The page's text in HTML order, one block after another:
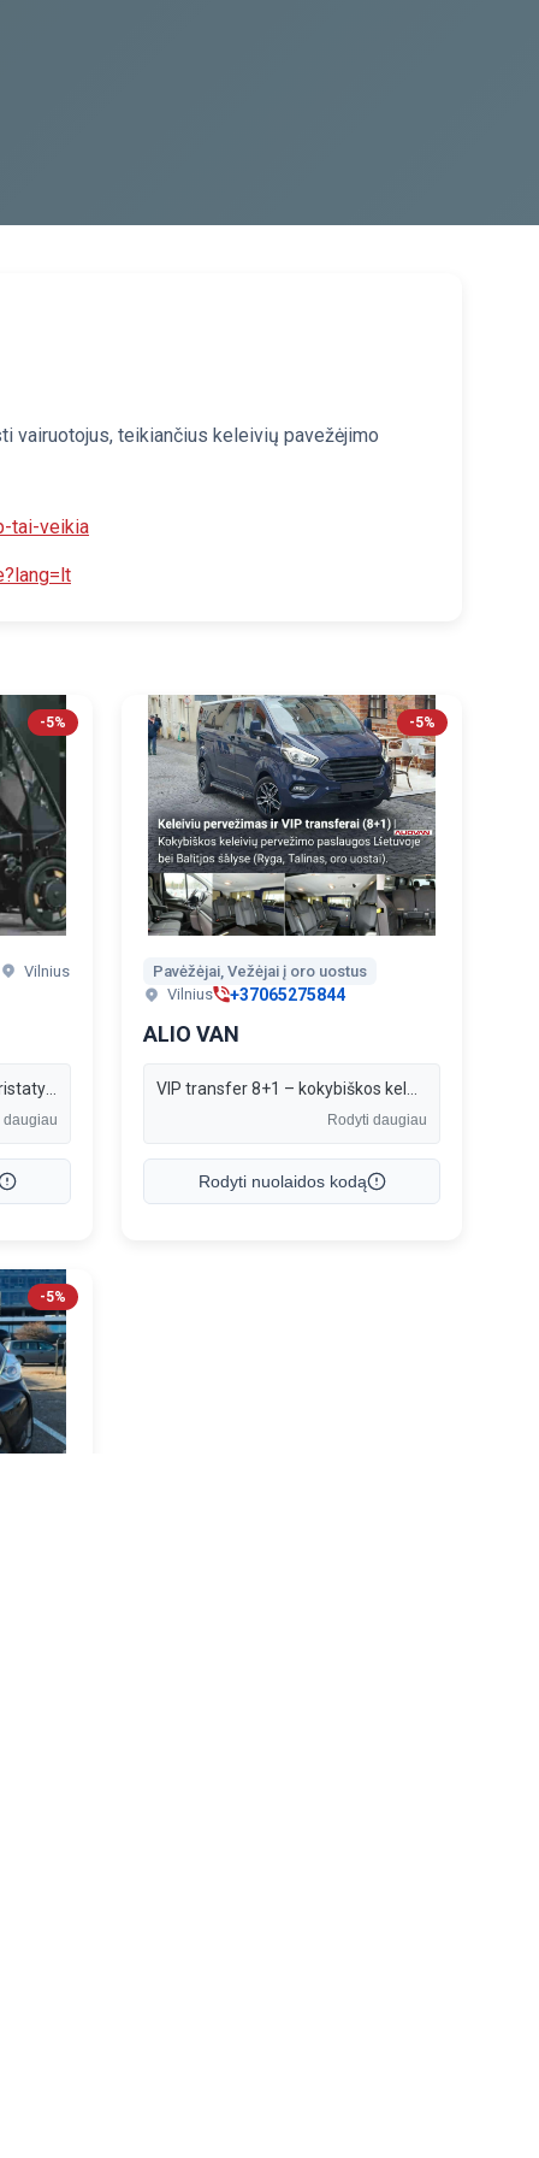
vairuotojus, teikiančius keleivių pavežėjimo
tai-veikia
-5%
Vilnius
Greitas ir patikimas siuntų pristatymas Naujamiestyje (Vilnius). Pristatau dokumentus ir smulkius krovinius krovininiu dviračiu – be spūsčių, ekologiškai. Lankstus darbo laikas, saugus transportavimas, galiu išrašyti sąskaitą.
daugiau
-5%
Pavėžėjai, Vežėjai į oro uostus
Vilnius
+37065275844
ALIO VAN
Rodyti daugiau
Rodyti nuolaidos kodą
-5%